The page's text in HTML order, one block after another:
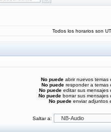
Todos los horarios son
No puede abrir nuevos temas
No puede responder a temas
No puede editar sus mensajes
No puede borrar sus mensajes
No puede enviar adjuntos
Saltar a: